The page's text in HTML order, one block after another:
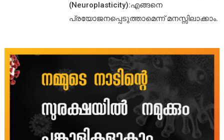
(Neuroplasticity):എങ്ങനെ
പ്രയോജനപ്പെടുത്താമെന്ന് മനസ്സിലാക്കാം.